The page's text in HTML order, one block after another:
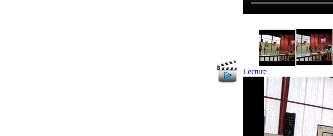
Lecture